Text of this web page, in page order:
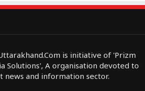
is initiative of 'Prizm
Solutions', A organisation devoted to
news and information sector.